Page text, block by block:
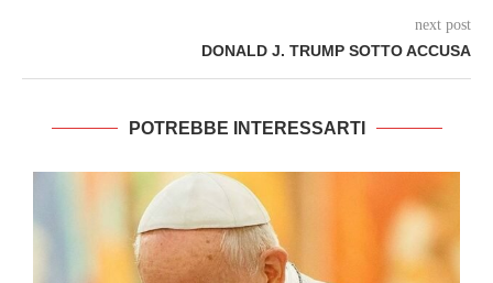
next post
DONALD J. TRUMP SOTTO ACCUSA
POTREBBE INTERESSARTI